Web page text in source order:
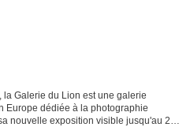
la Galerie du Lion est une galerie
Europe dédiée à la photographie
nouvelle exposition visible jusqu'au 25